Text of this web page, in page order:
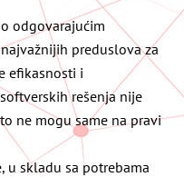
odgovarajućim
preduslova za
efikasnosti i
rešenja nije
ne mogu same na pravi
u skladu sa potrebama